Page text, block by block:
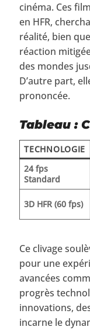
cinéma. Ces
en HFR,
réalité, bien
réaction
des mondes
D’autre part,
prononcée.
Tableau :
TECHNOLOGIE
24 fps
Standard
3D HFR (60 fps)
Ce clivage
pour une
avancées
progrès
innovations,
incarne le